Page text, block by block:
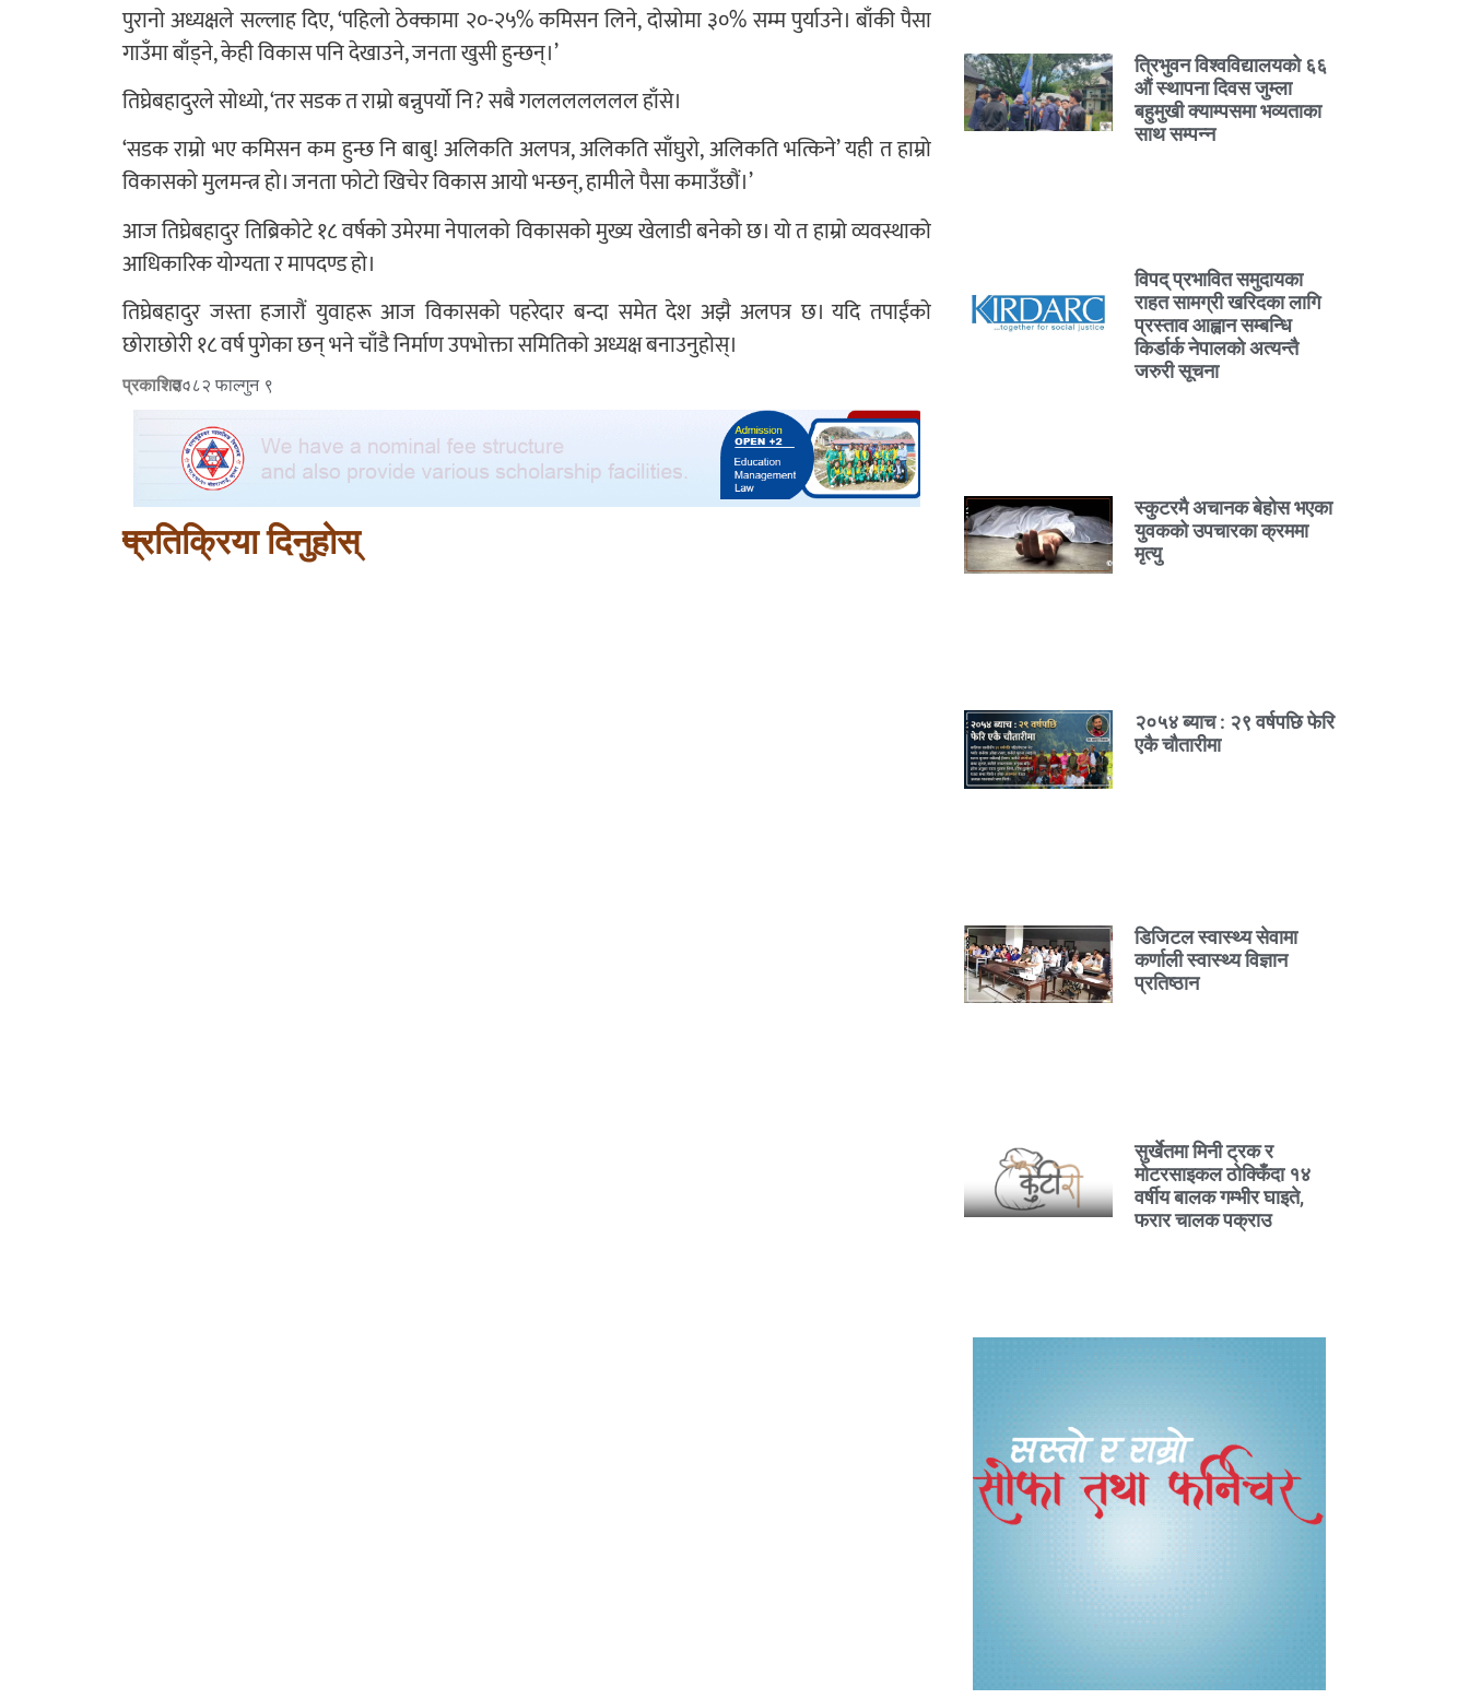
पुरानो अध्यक्षले सल्लाह दिए, ‘पहिलो ठेक्कामा २०-२५% कमिसन लिने, दोस्रोमा ३०% सम्म पुर्याउने। बाँकी पैसा
गाउँमा बाँड्ने, केही विकास पनि देखाउने, जनता खुसी हुन्छन्।’
तिघ्रेबहादुरले सोध्यो, ‘तर सडक त राम्रो बन्नुपर्यो नि? सबै गललललललल हाँसे।
‘सडक राम्रो भए कमिसन कम हुन्छ नि बाबु! अलिकति अलपत्र, अलिकति साँघुरो, अलिकति भत्किने’ यही त हाम्रो
विकासको मुलमन्त्र हो। जनता फोटो खिचेर विकास आयो भन्छन्, हामीले पैसा कमाउँछौं।’
आज तिघ्रेबहादुर तिब्रिकोटे १८ वर्षको उमेरमा नेपालको विकासको मुख्य खेलाडी बनेको छ। यो त हाम्रो व्यवस्थाको
आधिकारिक योग्यता र मापदण्ड हो।
तिघ्रेबहादुर जस्ता हजारौं युवाहरू आज विकासको पहरेदार बन्दा समेत देश अझै अलपत्र छ। यदि तपाईंको
छोराछोरी १८ वर्ष पुगेका छन् भने चाँडै निर्माण उपभोक्ता समितिको अध्यक्ष बनाउनुहोस्।
प्रकाशित :२०८२ फाल्गुन ९
प्रतिक्रिया दिनुहोस्
त्रिभुवन विश्वविद्यालयको ६६
औं स्थापना दिवस जुम्ला
बहुमुखी क्याम्पसमा भव्यताका
साथ सम्पन्न
विपद् प्रभावित समुदायका
राहत सामग्री खरिदका लागि
प्रस्ताव आह्वान सम्बन्धि
किर्डार्क नेपालको अत्यन्तै
जरुरी सूचना
स्कुटरमै अचानक बेहोस भएका
युवकको उपचारका क्रममा
मृत्यु
२०५४ ब्याच : २९ वर्षपछि फेरि
एकै चौतारीमा
डिजिटल स्वास्थ्य सेवामा
कर्णाली स्वास्थ्य विज्ञान
प्रतिष्ठान
सुर्खेतमा मिनी ट्रक र
मोटरसाइकल ठोक्किँदा १४
वर्षीय बालक गम्भीर घाइते,
फरार चालक पक्राउ